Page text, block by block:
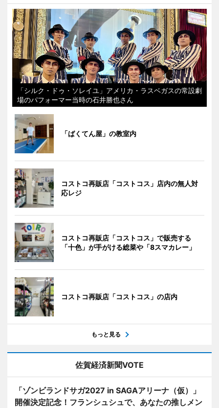
「シルク・ドゥ・ソレイユ」アメリカ・ラスベガスの常設劇
場のパフォーマー当時の石井勝也さん
「ばくてん屋」の教室内
コストコ再販店「コストコス」店内の無人対
応レジ
コストコ再販店「コストコス」で販売する
「十色」が手がける総菜や「8スマカレー」
コストコ再販店「コストコス」の店内
もっと見る
佐賀経済新聞VOTE
「ゾンビランドサガ2027 in SAGAアリーナ（仮）」
開催決定記念！フランシュシュで、あなたの推しメン